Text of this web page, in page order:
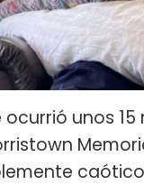
unos